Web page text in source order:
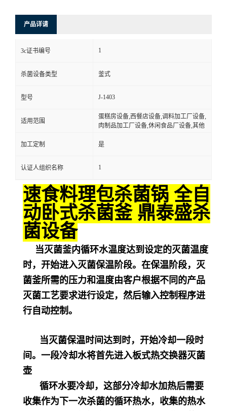
产品详请
3c证书编号 1
杀菌设备类型 釜式
型号 J-1403
适用范围
蛋糕房设备,西餐店设备,调料加工厂设备,
肉制品加工厂设备,休闲食品厂设备,其他
加工定制 是
认证人组织名称 1
速食料理包杀菌锅 全自
动卧式杀菌釜 鼎泰盛杀
菌设备
当灭菌釜内循环水温度达到设定的灭菌温度
时，开始进入灭菌保温阶段。在保温阶段，灭
菌釜所需的压力和温度由客户根据不同的产品
灭菌工艺要求进行设定，然后输入控制程序进
行自动控制。
当灭菌保温时间达到时，开始冷却一段时
间。一段冷却水将首先进入板式热交换器灭菌
壶
循环水要冷却，这部分冷却水加热后需要
收集作为下一次杀菌的循环热水，收集的热水